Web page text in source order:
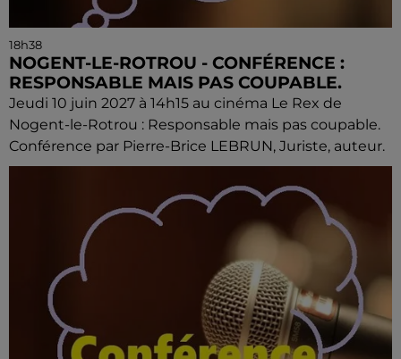
18h38
NOGENT-LE-ROTROU - CONFÉRENCE :
RESPONSABLE MAIS PAS COUPABLE.
Jeudi 10 juin 2027 à 14h15 au cinéma Le Rex de
Nogent-le-Rotrou : Responsable mais pas coupable.
Conférence par Pierre-Brice LEBRUN, Juriste, auteur.